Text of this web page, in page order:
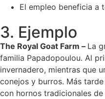
El empleo beneficia a
3. Ejemplo
The Royal Goat Farm – La
familia Papadopoulou. Al
invernadero, mientras que
conejos y burros. Más
con hornos tradicionales